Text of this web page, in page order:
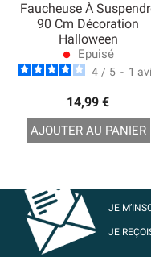
Faucheuse À
90 Cm Décoration
Halloween
lens Epuisé
4 / 5 - 1
14,99 €
AJOUTER AU PANIER
JE
JE